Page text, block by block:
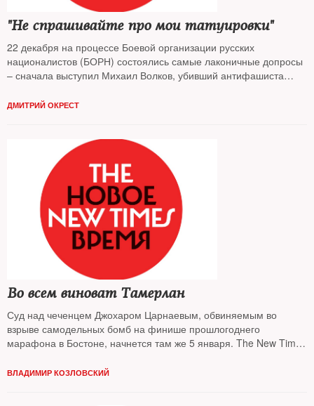
"Не спрашивайте про мои татуировки"
22 декабря на процессе Боевой организации русских
националистов (БОРН) состоялись самые лаконичные допросы
– сначала выступил Михаил Волков, убивший антифашиста
был допрошен Илья Горячев, которого обвиняют в том, что был
ДМИТРИЙ ОКРЕСТ
Во всем виноват Тамерлан
Суд над чеченцем Джохаром Царнаевым, обвиняемым во
взрыве самодельных бомб на финише прошлогоднего
марафона в Бостоне, начнется там же 5 января. The New Times
ВЛАДИМИР КОЗЛОВСКИЙ